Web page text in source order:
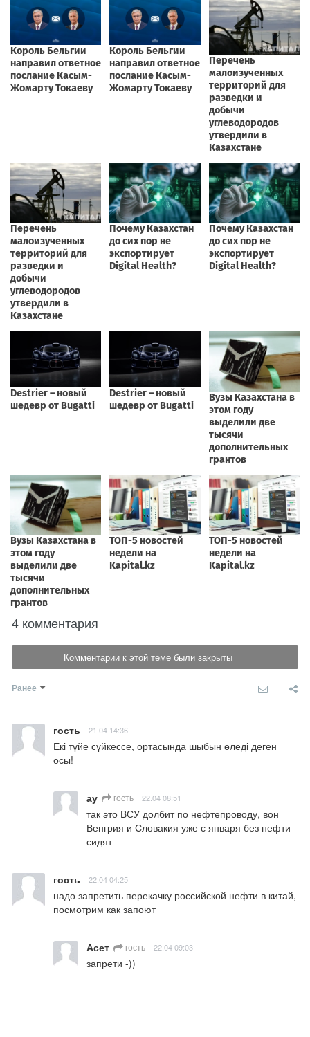
4 комментария
Комментарии к этой теме были закрыты
Ранее
гость 21.04 14:36
Екі түйе сүйкессе, ортасында шыбын өледі деген
осы!
ау гость 22.04 08:51
так это ВСУ долбит по нефтепроводу, вон
Венгрия и Словакия уже с января без нефти
сидят
гость 22.04 04:25
надо запретить перекачку российской нефти в китай,
посмотрим как запоют
Асет гость 22.04 09:03
запрети -))